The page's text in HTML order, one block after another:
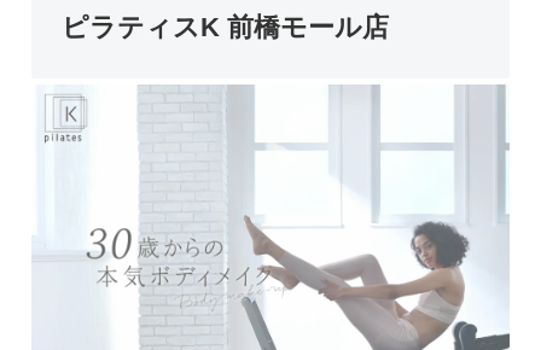
ピラティスK 前橋モール店